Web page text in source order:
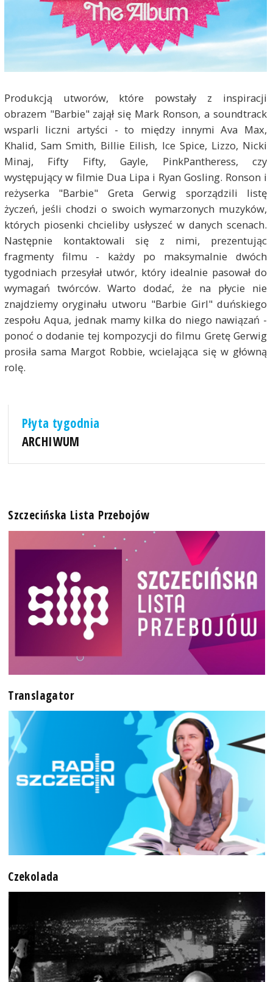
Produkcją utworów, które powstały z inspiracji
obrazem "Barbie" zajął się Mark Ronson, a soundtrack
wsparli liczni artyści - to między innymi Ava Max,
Khalid, Sam Smith, Billie Eilish, Ice Spice, Lizzo, Nicki
Minaj, Fifty Fifty, Gayle, PinkPantheress, czy
występujący w filmie Dua Lipa i Ryan Gosling. Ronson i
reżyserka "Barbie" Greta Gerwig sporządzili listę
życzeń, jeśli chodzi o swoich wymarzonych muzyków,
których piosenki chcieliby usłyszeć w danych scenach.
Następnie kontaktowali się z nimi, prezentując
fragmenty filmu - każdy po maksymalnie dwóch
tygodniach przesyłał utwór, który idealnie pasował do
wymagań twórców. Warto dodać, że na płycie nie
znajdziemy oryginału utworu "Barbie Girl" duńskiego
zespołu Aqua, jednak mamy kilka do niego nawiązań -
ponoć o dodanie tej kompozycji do filmu Gretę Gerwig
prosiła sama Margot Robbie, wcielająca się w główną
rolę.
Płyta tygodnia
ARCHIWUM
Szczecińska Lista Przebojów
Translagator
Czekolada